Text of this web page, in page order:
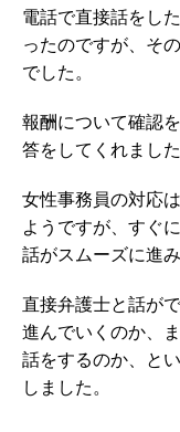
電話で直接話をし
ったのですが、そ
でした。
報酬について確認
答をしてくれました
女性事務員の対応
ようですが、すぐ
話がスムーズに進み
直接弁護士と話が
進んでいくのか、
話をするのか、と
しました。